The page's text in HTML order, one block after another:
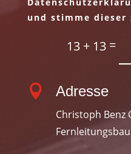
und stimme dieser
13 + 13 =
 Adresse
Christoph Benz
Fernleitungsbau